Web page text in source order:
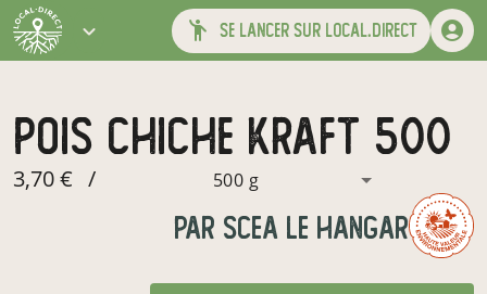
se lancer sur local.direct
pois chiche kraft 500
3,70 € / 500 g
par SCEA LE HANGAR